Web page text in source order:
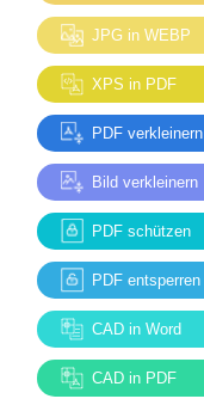
JPG in WEBP
XPS in PDF
PDF verkleinern
Bild verkleinern
PDF schützen
PDF entsperren
CAD in Word
CAD in PDF